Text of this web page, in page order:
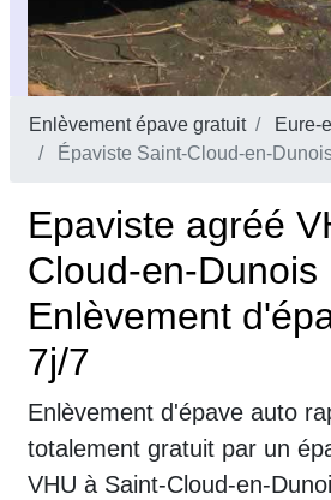
Enlèvement épave gratuit
Eure-
Épaviste Saint-Cloud-en-
Epaviste agréé
Cloud-en-Dunois
Enlèvement
7j/7
Enlèvement d'épave auto
totalement gratuit par un
VHU à Saint-Cloud-en-